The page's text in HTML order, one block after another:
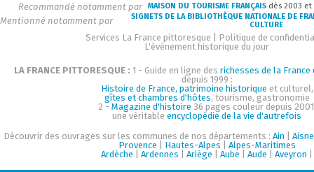
Recommandé notamment par MAISON DU TOURISME FRANÇAIS dès 2003 et
Mentionné notamment par
SIGNETS DE LA BIBLIOTHÈQUE NATIONALE DE
CULTURE
Services La France pittoresque
Politique de
L'événement historique du jour
LA FRANCE PITTORESQUE : 1 - Guide en ligne des richesses de la
depuis 1999 :
Histoire de France, patrimoine historique et culturel,
gîtes et chambres d'hôtes, tourisme, gastronomie
2 - Magazine d'histoire 36 pages couleur depuis
une véritable encyclopédie de la vie d'autrefois
Découvrir des ouvrages sur les communes de nos départements : Ain
Aisne
Provence
Hautes-Alpes
Alpes-Maritimes
Ardèche
Ardennes Ariège Aube Aude Aveyron